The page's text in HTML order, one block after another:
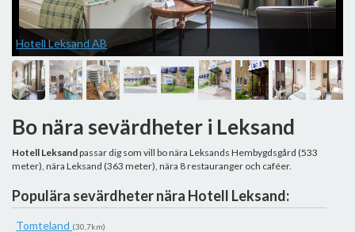
Hotell Leksand AB
Bo nära sevärdheter i Leksand
Hotell Leksandpassar dig som vill bo nära Leksands Hembygdsgård (533
meter), nära Leksand (363 meter), nära 8 restauranger och caféer.
Populära sevärdheter nära Hotell Leksand:
Tomteland (30,7km)